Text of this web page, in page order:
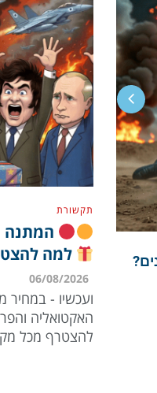
תקשורת
המתנה
למה
ועכשיו -
האקטואליה
להצטרף מכל